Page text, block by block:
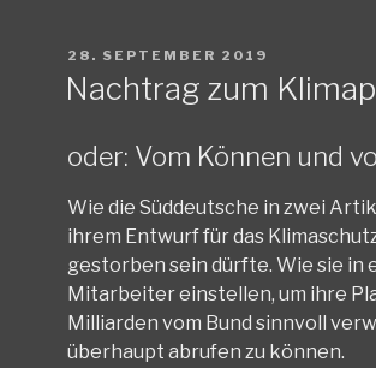
VERÖFFENTLICHT
28. SEPTEMBER 2019
Nachtrag zum
oder: Vom Können und
Wie die Süddeutsche in zwei
ihrem Entwurf für das
gestorben sein dürfte. Wie sie in
Mitarbeiter einstellen, um ihre
Milliarden vom Bund sinnvoll
überhaupt abrufen zu können.